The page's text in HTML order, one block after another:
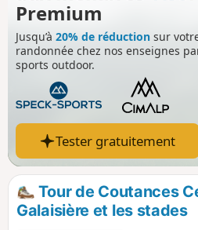
Premium
Jusqu’à 20% de réduction sur
randonnée chez nos enseignes
sports outdoor.
Tester gratuitement
Tour de Coutances
Galaisière et les stades